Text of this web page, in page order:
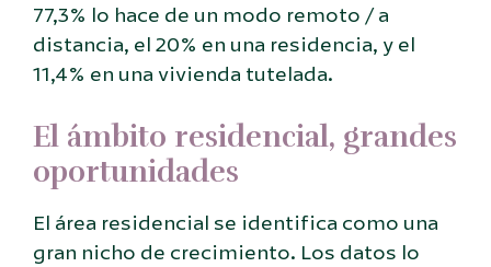
77,3% lo hace de un modo remoto / a
distancia, el 20% en una residencia, y el
11,4% en una vivienda tutelada.
El ámbito residencial, grandes
oportunidades
El área residencial se identifica como una
gran nicho de crecimiento. Los datos lo